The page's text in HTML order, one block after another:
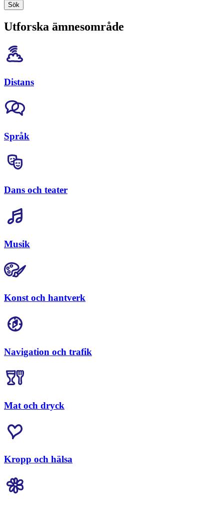
Sök
Utforska ämnesområde
Distans
Språk
Dans och teater
Musik
Konst och hantverk
Navigation och trafik
Mat och dryck
Kropp och hälsa